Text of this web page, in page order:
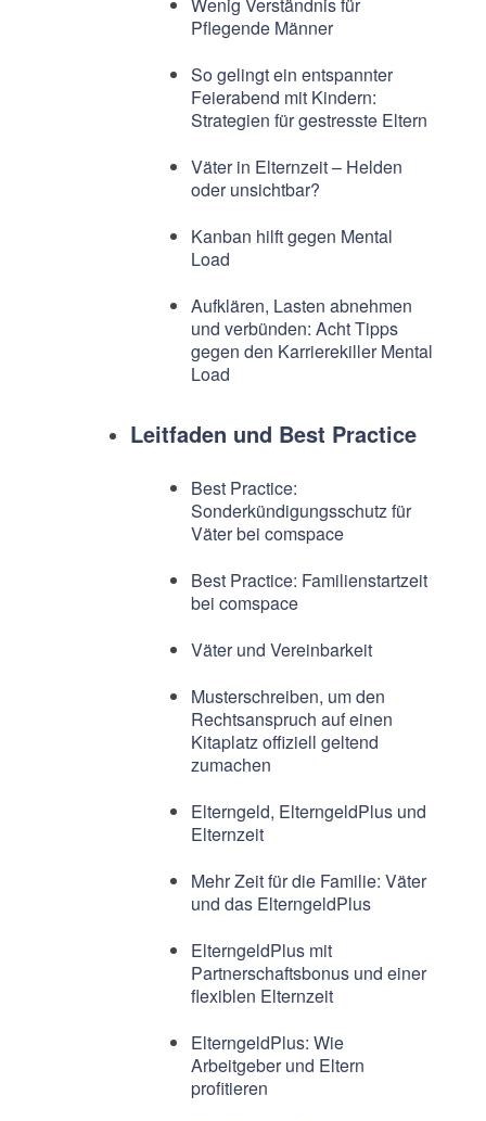
Pflegende Männer
So gelingt ein entspannter
Feierabend mit Kindern:
Strategien für gestresste Eltern
Väter in Elternzeit – Helden
oder unsichtbar?
Kanban hilft gegen Mental
Load
Aufklären, Lasten abnehmen
und verbünden: Acht Tipps
gegen den Karrierekiller Mental
Load
Leitfaden und Best Practice
Best Practice:
Sonderkündigungsschutz für
Väter bei comspace
Best Practice: Familienstartzeit
bei comspace
Väter und Vereinbarkeit
Musterschreiben, um den
Rechtsanspruch auf einen
Kitaplatz offiziell geltend
zumachen
Elterngeld, ElterngeldPlus und
Elternzeit
Mehr Zeit für die Familie: Väter
und das ElterngeldPlus
ElterngeldPlus mit
Partnerschaftsbonus und einer
flexiblen Elternzeit
ElterngeldPlus: Wie
Arbeitgeber und Eltern
profitieren